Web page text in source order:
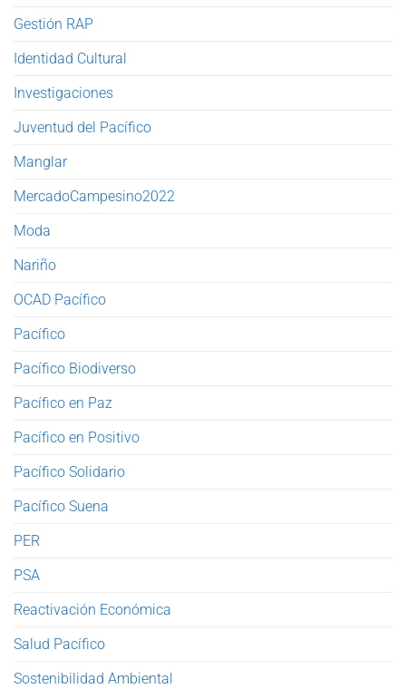
Gestión RAP
Identidad Cultural
Investigaciones
Juventud del Pacífico
Manglar
MercadoCampesino2022
Moda
Nariño
OCAD Pacífico
Pacífico
Pacífico Biodiverso
Pacífico en Paz
Pacífico en Positivo
Pacífico Solidario
Pacífico Suena
PER
PSA
Reactivación Económica
Salud Pacífico
Sostenibilidad Ambiental